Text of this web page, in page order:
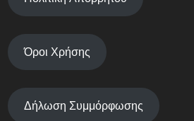
Όροι Χρήσης
Δήλωση Συμμόρφωσης